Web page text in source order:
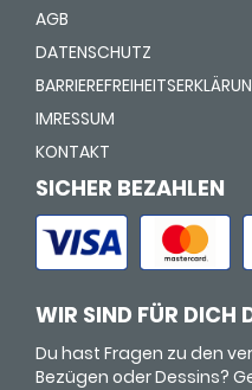
AGB
DATENSCHUTZ
IMRESSUM
KONTAKT
SICHER BEZAHLEN
WIR SIND FÜR DICH
Du hast Fragen zu den
Bezügen oder Dessins?